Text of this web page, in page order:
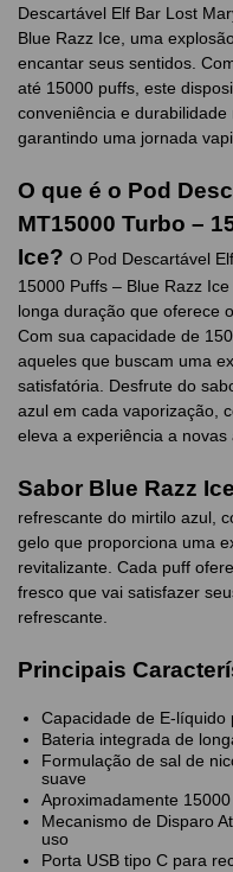
Descartável Elf Bar Lost
Blue Razz Ice, uma
encantar seus sentidos.
até 15000 puffs, este
conveniência e
garantindo uma jornada
O que é o Pod
MT15000 Turbo –
Ice? O Pod Descartável
15000 Puffs – Blue Razz
longa duração que oferece
Com sua capacidade de
aqueles que buscam uma
satisfatória. Desfrute do
azul em cada vaporização,
eleva a experiência a novas
Sabor Blue Razz
refrescante do mirtilo azul,
gelo que proporciona uma
revitalizante. Cada puff
fresco que vai satisfazer
refrescante.
Principais
Capacidade de E-
Bateria integrada de
Formulação de sal de
suave
Aproximadamente
Mecanismo de Disparo
uso
Porta USB tipo C para